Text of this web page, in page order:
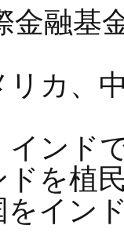
金融基
カ、
インド
ドを植
イン